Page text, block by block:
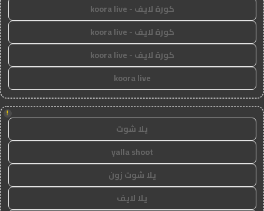
كورة لايف - koora live
كورة لايف - koora live
كورة لايف - koora live
koora live
!
يلا شوت
yalla shoot
يلا شوت زون
يلا لايف